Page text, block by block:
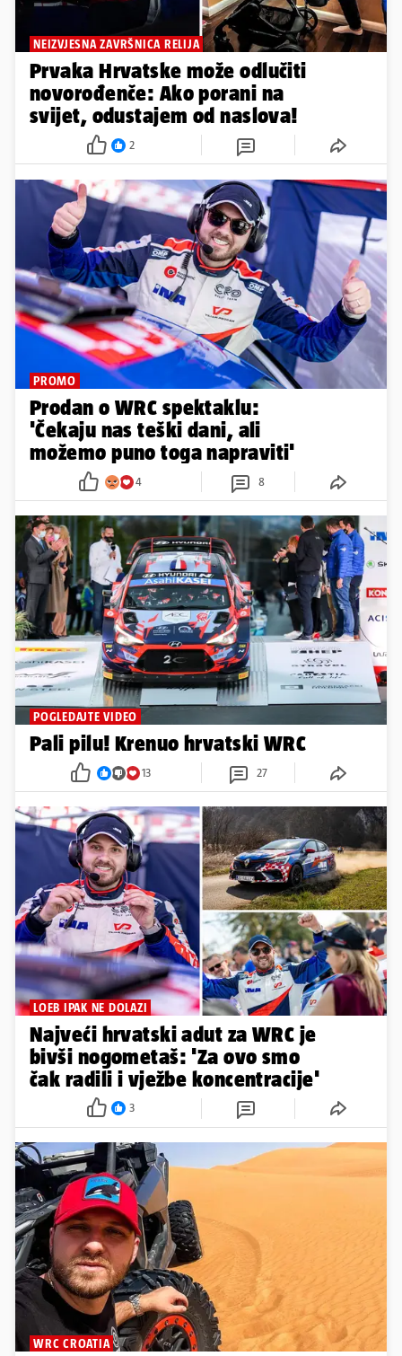
NEIZVJESNA ZAVRŠNICA RELIJA
Prvaka Hrvatske može odlučiti
novorođenče: Ako porani na
svijet, odustajem od naslova!
2
PROMO
Prodan o WRC spektaklu:
'Čekaju nas teški dani, ali
možemo puno toga napraviti'
4 8
POGLEDAJTE VIDEO
Pali pilu! Krenuo hrvatski WRC
13 27
LOEB IPAK NE DOLAZI
Najveći hrvatski adut za WRC je
bivši nogometaš: 'Za ovo smo
čak radili i vježbe koncentracije'
3
WRC CROATIA